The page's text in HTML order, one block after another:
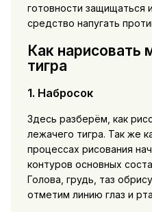
готовности защищаться
средство напугать
Как нарисовать
тигра
1. Набросок
Здесь разберём, как
лежачего тигра. Так же
процессах рисования
контуров основных
Голова, грудь, таз
отметим линию глаз и